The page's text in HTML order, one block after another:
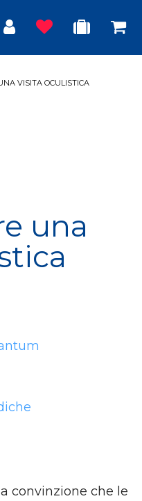
VISITA OCULISTICA
una
convinzione che le